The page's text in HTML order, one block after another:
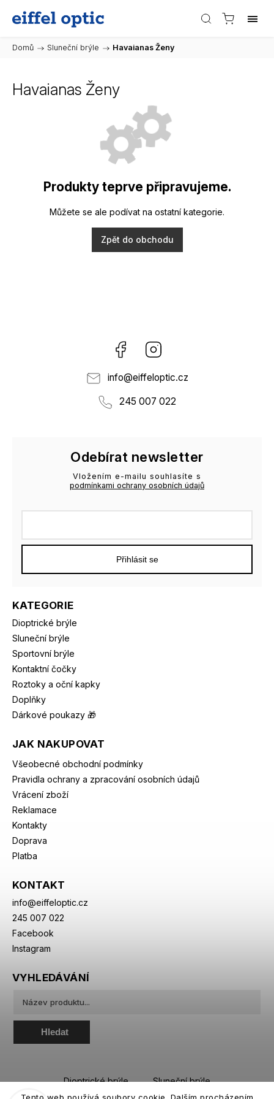
Domů / Sluneční brýle / Havaianas Ženy
Havaianas Ženy
Produkty teprve připravujeme.
Můžete se ale podívat na ostatní kategorie.
Zpět do obchodu
Facebook
info@eiffeloptic.cz
245 007 022
KATEGORIE
Dioptrické brýle
Sluneční brýle
Sportovní brýle
Kontaktní čočky
Roztoky a oční kapky
Doplňky
Dárkové poukazy 🎁
JAK NAKUPOVAT
Všeobecné obchodní podmínky
Pravidla ochrany a zpracování osobních údajů
Vrácení zboží
Reklamace
Kontakty
Doprava
Platba
KONTAKT
info@eiffeloptic.cz
245 007 022
Facebook
Instagram
Odebírat newsletter
Vložením e-mailu souhlasíte s
podmínkami ochrany osobních údajů
Přihlásit se
VYHLEDÁVÁNÍ
Hledat
Dioptrické brýle
Sluneční brýle